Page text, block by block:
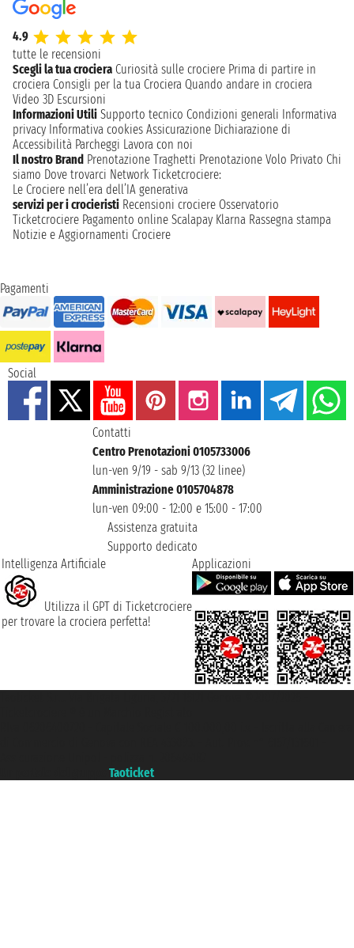
4.9
tutte le recensioni
Scegli la tua crociera Curiosità sulle crociere Prima di partire in
crociera Consigli per la tua Crociera Quando andare in crociera
Video 3D Escursioni
Informazioni Utili Supporto tecnico Condizioni generali Informativa
privacy Informativa cookies Assicurazione Dichiarazione di
Accessibilità Parcheggi Lavora con noi
Il nostro Brand Prenotazione Traghetti Prenotazione Volo Privato Chi
siamo Dove trovarci Network Ticketcrociere:
Le Crociere nell’era dell’IA generativa
servizi per i crocieristi Recensioni crociere Osservatorio
Ticketcrociere Pagamento online Scalapay Klarna Rassegna stampa
Notizie e Aggiornamenti Crociere
Pagamenti
Social
Contatti
Centro Prenotazioni 0105733006
lun-ven 9/19 - sab 9/13 (32 linee)
Amministrazione 0105704878
lun-ven 09:00 - 12:00 e 15:00 - 17:00
Assistenza gratuita
Supporto dedicato
Intelligenza Artificiale
Utilizza il GPT di Ticketcrociere
per trovare la crociera perfetta!
Applicazioni
Taoticket